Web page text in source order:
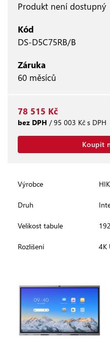
Produkt není dostupný
Kód
DS-D5C75RB/B
Záruka
60 měsíců
78 515 Kč
bez DPH / 95 003 Kč s DPH
Koupit
Výrobce
Druh
Velikost tabule
Rozlišení 4K